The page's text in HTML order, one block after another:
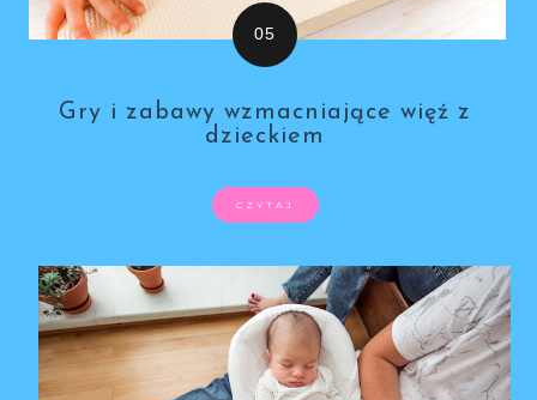
Gry i zabawy wzmacniające więź z
dzieckiem
CZYTAJ